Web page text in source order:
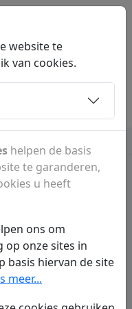
.BE
Contact
genoemd : Wij of deze
in met de
Linkzoeken.be kan
en dit zonder voorafgaande
website te
van cookies.
helpen de basis
te garanderen,
u heeft
ons om
op onze sites in
basis hiervan de site
meer...